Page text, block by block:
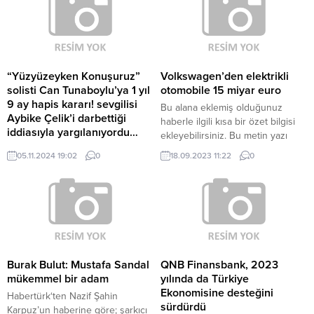
“Yüzyüzeyken Konuşuruz”
solisti Can Tunaboylu’ya 1 yıl
9 ay hapis kararı! sevgilisi
Aybike Çelik’i darbettiği
iddiasıyla yargılanıyordu…
Yüzyüzeyken Konuşuruz adlı
müzik grubunun üyesi Can
Tunaboylu’nun sevgilisi Aybike
Çelik, erkek arkadaşı tarafından
darp edildiğini belirterek bir
paylaşım yapmıştı. İddiaya göre 4
Ağustos 2023 günü Kadıköy’de
Tunaboylu kız arkadaşının
tırnaklarını onun göğsüne
bastırarak kırmış, genç kadını
savurmuştu. Yüzüne yumruk da
05.11.2024 19:02 0
Volkswagen’den elektrikli
otomobile 15 miyar euro
Bu alana eklemiş olduğunuz
haberle ilgili kısa bir özet bilgisi
ekleyebilirsiniz. Bu metin yazı
düzenleme sayfasında “Özet”
bölümünden eklenebilir. Özet
eklenmişse başlık altında kalın
olarak bu şekilde gösterilir,
eklenmemişse bu alan boş kalır.
18.09.2023 11:22 0
Burak Bulut: Mustafa Sandal
mükemmel bir adam
Habertürk‘ten Nazif Şahin
Karpuz’un haberine göre; şarkıcı
QNB Finansbank, 2023
yılında da Türkiye
Ekonomisine desteğini
sürdürdü